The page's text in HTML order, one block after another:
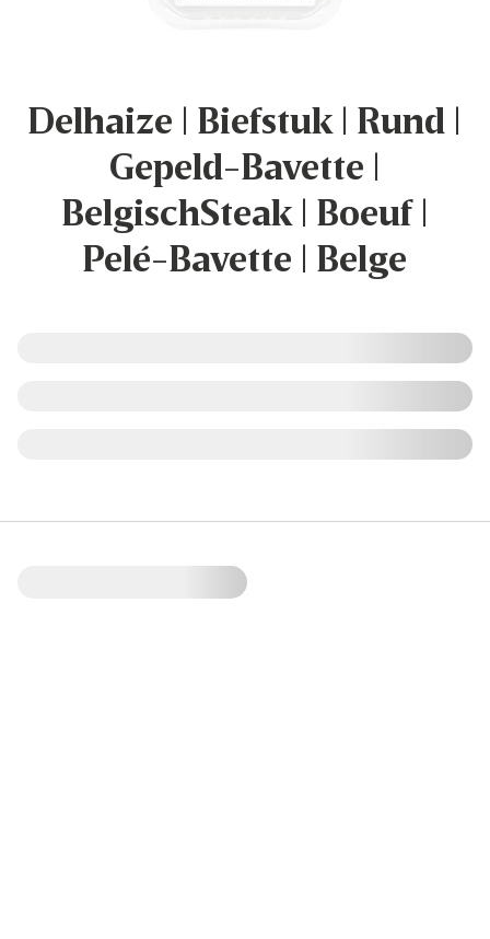
Delhaize | Biefstuk | Rund |
Gepeld-Bavette |
BelgischSteak | Boeuf |
Pelé-Bavette | Belge